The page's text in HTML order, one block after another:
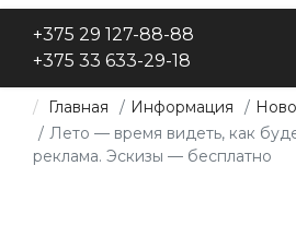
+375 29 127-88-88
+375 33 633-29-18
Главная Информация
Лето — время видеть, как
реклама. Эскизы — бесплатно